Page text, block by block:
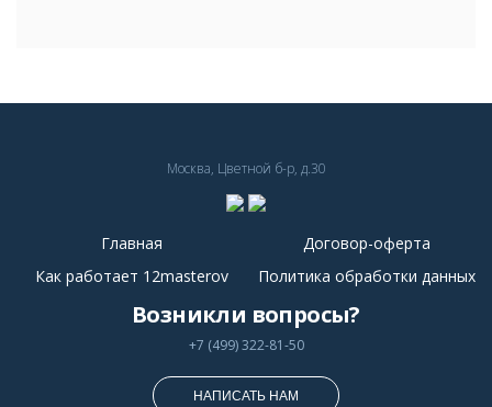
Москва, Цветной б-р, д.30
Главная
Договор-оферта
Как работает 12masterov
Политика обработки данных
Возникли вопросы?
+7 (499) 322-81-50
НАПИСАТЬ НАМ